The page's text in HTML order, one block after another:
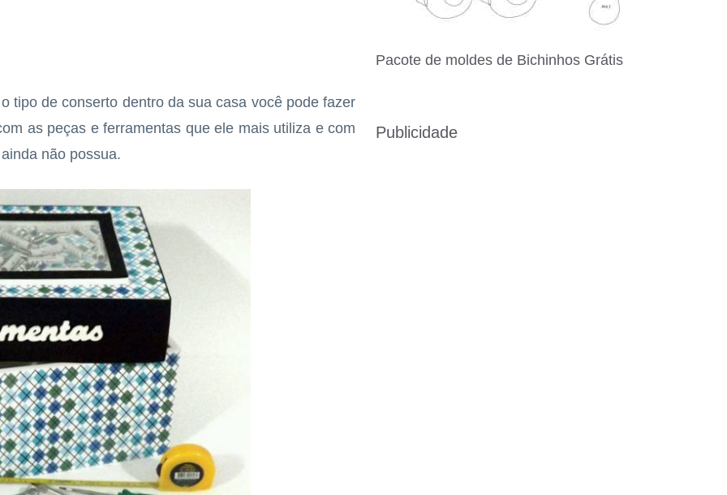
tipo de conserto dentro da sua casa você pode fazer
as peças e ferramentas que ele mais utiliza e com
não possua.
Pacote de moldes de Bichinhos Grátis
Publicidade